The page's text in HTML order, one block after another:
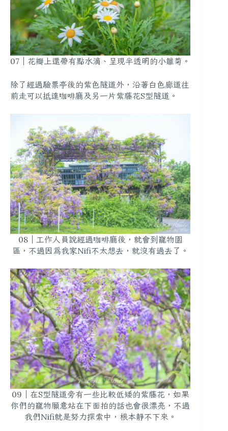
07｜花瓣上還帶有點水滴、呈現半透明的小雛菊。
除了經過驗票亭後的紫色隧道外，沿著白色廊道往
前走可以抵達咖啡廳及另一片紫藤花S型隧道。
08｜工作人員說經過咖啡廳後，就會到寵物園
區，不過因為我家Nifi不太想去，就沒有過去了。
09｜在S型隧道旁有一些比較低矮的紫藤花，如果
你們的寵物願意站在下面拍的話也會很漂亮，不過
我們Nifi就是努力探索中，根本靜不下來。